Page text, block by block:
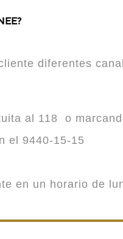
diferentes
al 118 o
el 9440-15-15
en un horario de